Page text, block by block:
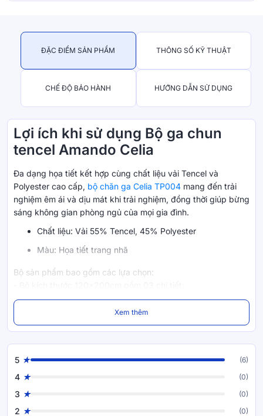
ĐẶC ĐIỂM SẢN PHẨM THÔNG SỐ KỸ THUẬT
CHẾ ĐỘ BẢO HÀNH HƯỚNG DẪN SỬ DỤNG
Lợi ích khi sử dụng Bộ ga chun
tencel Amando Celia
Đa dạng họa tiết kết hợp cùng chất liệu vải Tencel và
Polyester cao cấp, bộ chăn ga Celia TP004 mang đến trải
nghiệm êm ái và dịu mát khi trải nghiệm, đồng thời giúp bừng
sáng không gian phòng ngủ của mọi gia đình.
Chất liệu: Vải 55% Tencel, 45% Polyester
Màu: Họa tiết trang nhã
Bộ sản phẩm bao gồm các lựa chọn:
01 vỏ gối nằm 45x65cm
01 vỏ gối ôm 22x100cm
- Bộ kích thước 160/180/220x200cm gồm 04 chi tiết:
Xem thêm
5 (6)
4 (0)
3 (0)
2 (0)